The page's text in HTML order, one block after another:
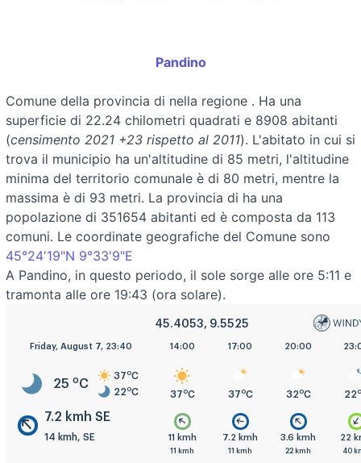
Pandino
Comune della provincia di nella regione . Ha una
superficie di 22.24 chilometri quadrati e 8908 abitanti
(censimento 2021 +23 rispetto al 2011). L'abitato in cui si
trova il municipio ha un'altitudine di 85 metri, l'altitudine
minima del territorio comunale è di 80 metri, mentre la
massima è di 93 metri. La provincia di ha una
popolazione di 351654 abitanti ed è composta da 113
comuni. Le coordinate geografiche del Comune sono
45°24'19"N 9°33'9"E
A Pandino, in questo periodo, il sole sorge alle ore 5:11 e
tramonta alle ore 19:43 (ora solare).
45.4053, 9.5525
Friday, August 7, 23:40
25 oC
37 oC
22 oC
7.2 kmh SE
14 kmh, SE
kmh
8:00
3.6 kmh
11:00
33oC
14:00
37 oC
11 kmh
11 kmh
17:00
37 oC
7.2 kmh
11 kmh
20:00
32 oC
3.6 kmh
22 kmh
22 o
22
40